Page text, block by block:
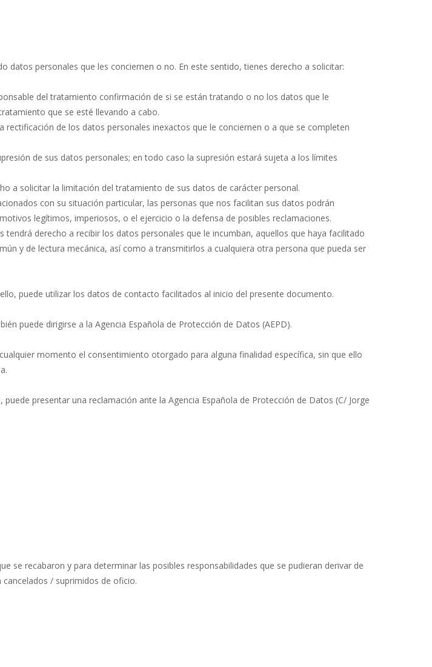
personales que les conciernen o no. En este sentido, tienes derecho a solicitar:
del tratamiento confirmación de si se están tratando o no los datos que le
que se esté llevando a cabo.
de los datos personales inexactos que le conciernen o a que se completen
de sus datos personales; en todo caso la supresión estará sujeta a los límites
a solicitar la limitación del tratamiento de sus datos de carácter personal.
con su situación particular, las personas que nos facilitan sus datos podrán
legítimos, imperiosos, o el ejercicio o la defensa de posibles reclamaciones.
tendrá derecho a recibir los datos personales que le incumban, aquellos que haya facilitado
y de lectura mecánica, así como a transmitirlos a cualquiera otra persona que pueda ser
puede utilizar los datos de contacto facilitados al inicio del presente documento.
puede dirigirse a la Agencia Española de Protección de Datos (AEPD).
momento el consentimiento otorgado para alguna finalidad específica, sin que ello
presentar una reclamación ante la Agencia Española de Protección de Datos (C/ Jorge
se recabaron y para determinar las posibles responsabilidades que se pudieran derivar de
/ suprimidos de oficio.